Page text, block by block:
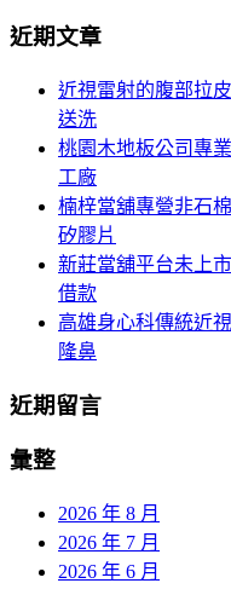
航
關
近期文章
近視雷射的腹部拉
送洗
桃園木地板公司專
工廠
楠梓當舖專營非石
矽膠片
新莊當舖平台未上
借款
高雄身心科傳統近
隆鼻
近期留言
彙整
2026 年 8 月
2026 年 7 月
2026 年 6 月